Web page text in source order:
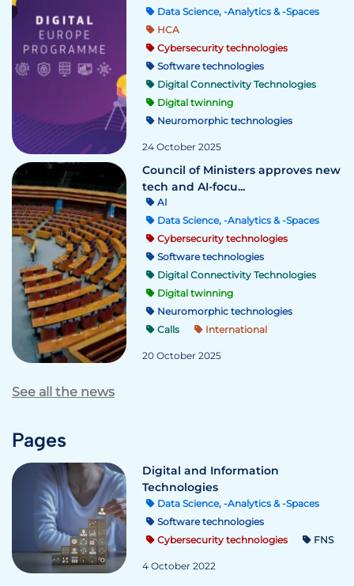
Data Science, -Analytics & -Spaces
HCA
Cybersecurity technologies
Software technologies
Digital Connectivity Technologies
Digital twinning
Neuromorphic technologies
24 October 2025
Council of Ministers approves new
tech and AI-focu...
AI
Data Science, -Analytics & -Spaces
Cybersecurity technologies
Software technologies
Digital Connectivity Technologies
Digital twinning
Neuromorphic technologies
Calls
International
20 October 2025
See all the news
Pages
Digital and Information
Technologies
Data Science, -Analytics & -Spaces
Software technologies
Cybersecurity technologies
FNS
4 October 2022